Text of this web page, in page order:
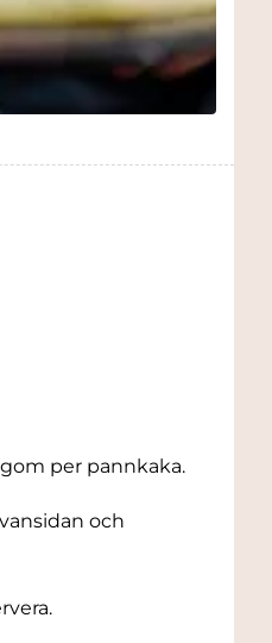
per pannkaka.
och